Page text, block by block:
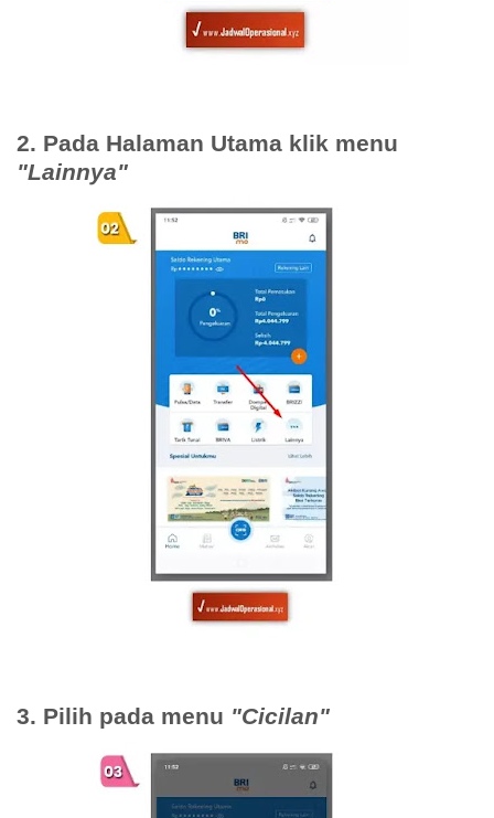
2. Pada Halaman Utama klik menu
"Lainnya"
3. Pilih pada menu "Cicilan"